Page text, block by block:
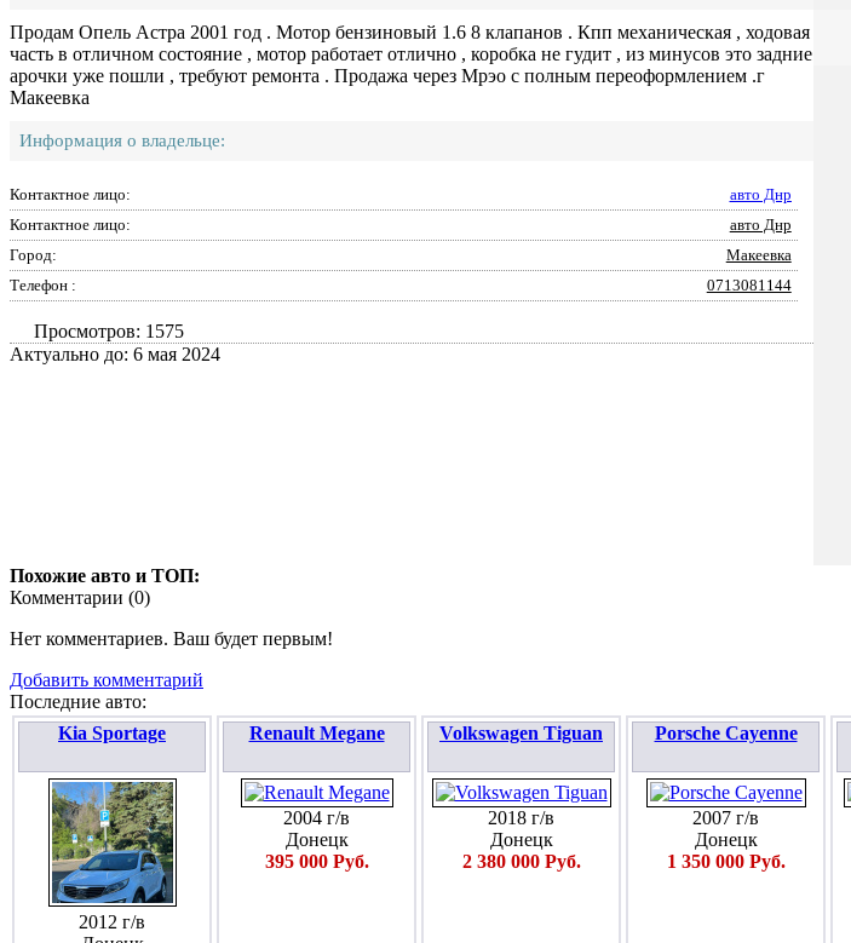
Продам Опель Астра 2001 год . Мотор бензиновый 1.6 8 клапанов . Кпп механическая , ходовая
часть в отличном состояние , мотор работает отлично , коробка не гудит , из минусов это задние
арочки уже пошли , требуют ремонта . Продажа через Мрэо с полным переоформлением .г
Макеевка
Информация о владельце:
Контактное лицо:
авто Днр
Контактное лицо:
авто Днр
Город:
Макеевка
Телефон :
0713081144
Просмотров: 1575
Актуально до: 6 мая 2024
Похожие авто и ТОП:
Комментарии (0)
Нет комментариев. Ваш будет первым!
Добавить комментарий
Последние авто:
Kia Sportage
2012 г/в
Renault Megane
2004 г/в
Донецк
395 000 Руб.
Volkswagen Tiguan
2018 г/в
Донецк
2 380 000 Руб.
Porsche Cayenne
2007 г/в
Донецк
1 350 000 Руб.